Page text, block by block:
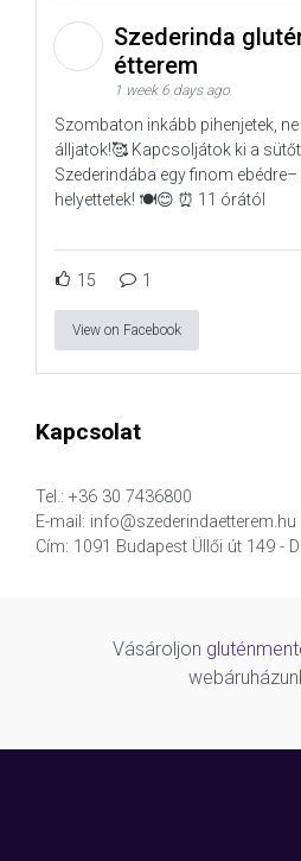
Szederinda
étterem
1 week 6 days ago
Szombaton inkább pihenjetek,
álljatok!🥰 Kapcsoljátok ki a
Szederindába egy finom
helyettetek! 🍽️😊 ⏰ 11 órától
15 1
View on Facebook
Kapcsolat
Tel.: +36 30 7436800
E-mail: info@szederindaetterem.hu
Cím: 1091 Budapest Üllői út 149 -
Vásároljon